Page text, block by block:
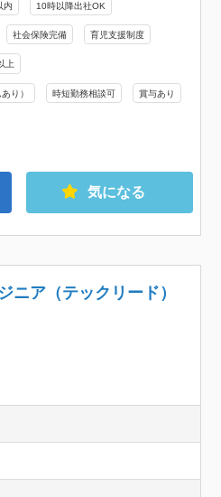
内 10時以降出社OK
社会保険完備 育児支援制度
上
り） 時短勤務相談可 賞与あり
気になる
ニア（テックリード）